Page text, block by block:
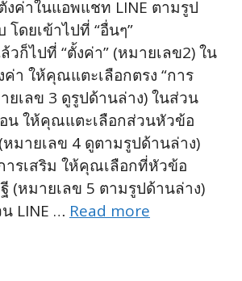
ค่าในแอพแชท LINE ตามรูป
โดยเข้าไปที่ “อื่นๆ”
วก็ไปที่ “ตั้งค่า” (หมายเลข2) ใน
า ให้คุณแตะเลือกตรง “การ
ยเลข 3 ดูรูปด้านล่าง) ในส่วน
อน ให้คุณแตะเลือกส่วนหัวข้อ
หมายเลข 4 ดูตามรูปด้านล่าง)
ารเสริม ให้คุณเลือกที่หัวข้อ
ฐี (หมายเลข 5 ตามรูปด้านล่าง)
LINE … Read more